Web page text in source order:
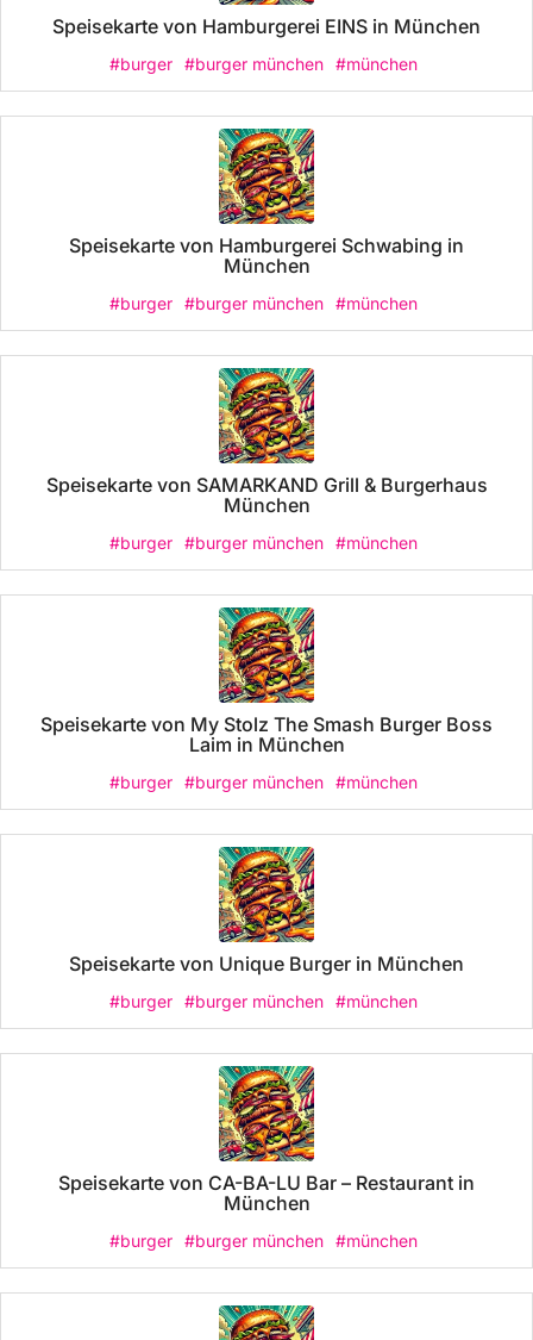
Speisekarte von Hamburgerei EINS in München
#burger #burger münchen #münchen
Speisekarte von Hamburgerei Schwabing in
München
#burger #burger münchen #münchen
Speisekarte von SAMARKAND Grill & Burgerhaus
München
#burger #burger münchen #münchen
Speisekarte von My Stolz The Smash Burger Boss
Laim in München
#burger #burger münchen #münchen
Speisekarte von Unique Burger in München
#burger #burger münchen #münchen
Speisekarte von CA-BA-LU Bar – Restaurant in
München
#burger #burger münchen #münchen